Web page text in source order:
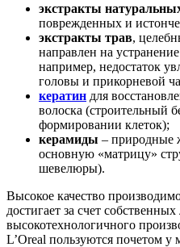
экстракты
поврежденных и
экстракты трав,
направлен на
например, недостаток
головы и прикорневой
кератин для
волоска (строительный
формировании клеток);
керамиды – природные
основную «матрицу»
шевелюры).
Высокое качество
достигает за счет
высокотехнологичного
L’Oreal пользуются почетом